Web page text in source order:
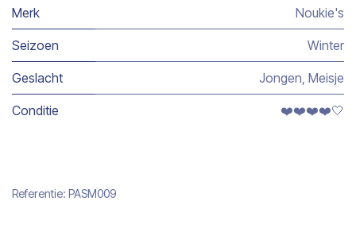
Merk Noukie's
Seizoen Winter
Geslacht Jongen, Meisje
Conditie ❤️❤️❤️❤️🤍
Referentie: PASM009